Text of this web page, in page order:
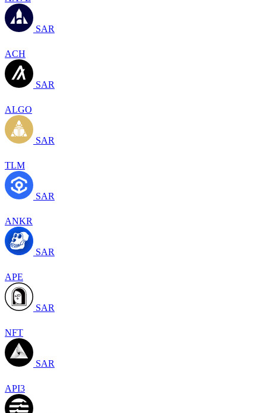
SAR
ACH
SAR
ALGO
SAR
TLM
SAR
ANKR
SAR
APE
SAR
NFT
SAR
API3